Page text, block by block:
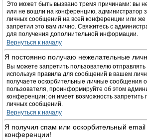
Это может быть вызвано тремя причинами: вы
или не вошли на конференцию, администратор
личных сообщений на всей конференции или же
запретил это вам лично. Свяжитесь с
для получения дополнительной информации.
Вернуться к началу
Я постоянно получаю нежелательные
Вы можете запретить пользователю
используя правила для сообщений в вашем
получаете оскорбительные личные сообщения
пользователя, проинформируйте об этом
конференции; он имеет возможность запретить
личных сообщений.
Вернуться к началу
Я получил спам или оскорбительный email
конференции!